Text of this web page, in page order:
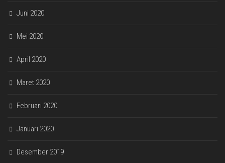
Juni 2020
Mei 2020
April 2020
Maret 2020
Februari 2020
Januari 2020
Desember 2019